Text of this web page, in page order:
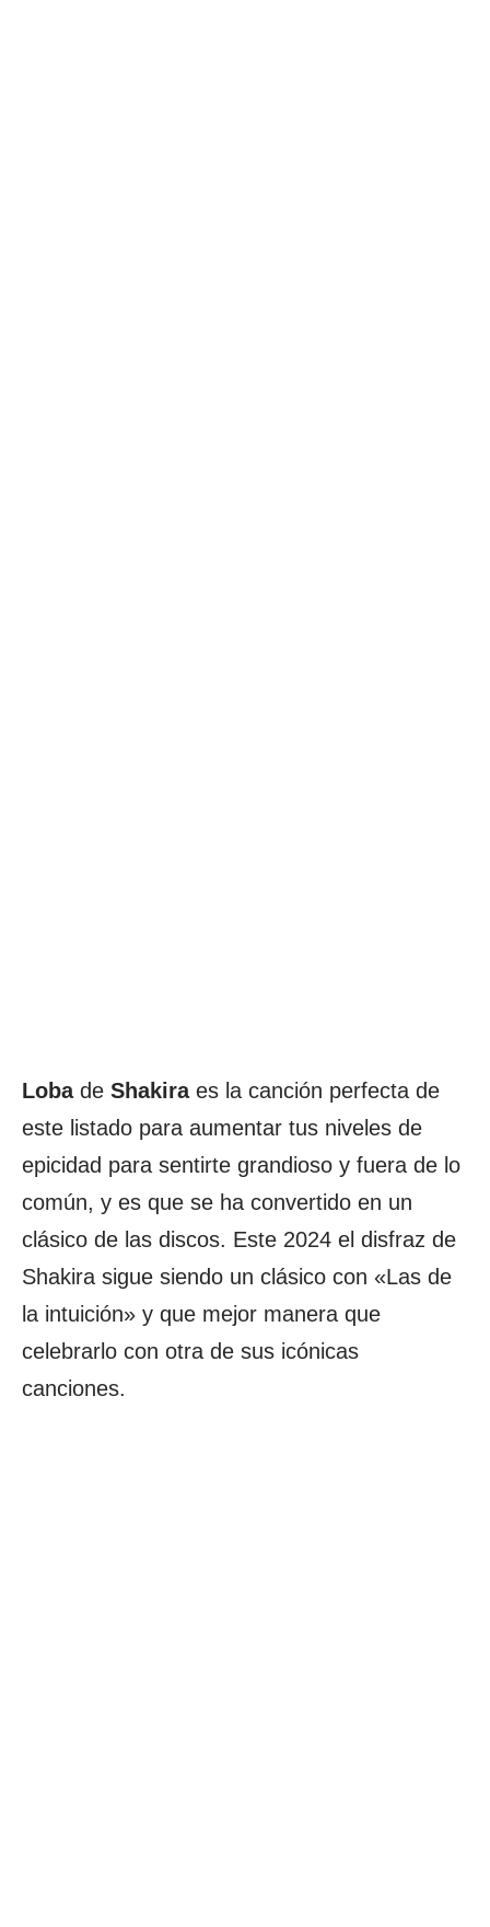
Lobade Shakiraes la canción perfecta de
este listado para aumentar tus niveles de
epicidad para sentirte grandioso y fuera de lo
común, y es que se ha convertido en un
clásico de las discos. Este 2024 el disfraz de
Shakira sigue siendo un clásico con «Las de
la intuición» y que mejor manera que
celebrarlo con otra de sus icónicas
canciones.